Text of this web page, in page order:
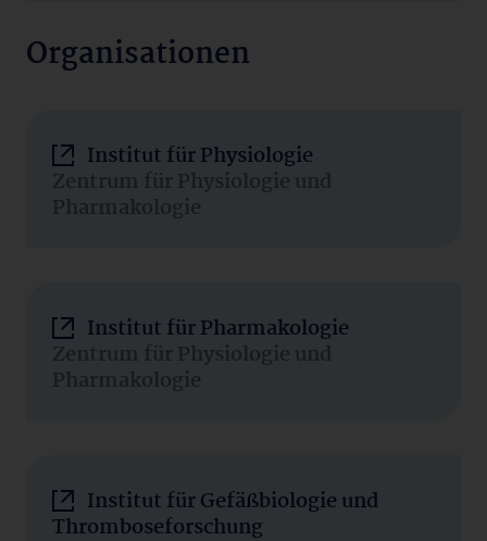
Organisationen
Institut für Physiologie
Zentrum für Physiologie und
Pharmakologie
Institut für Pharmakologie
Zentrum für Physiologie und
Pharmakologie
Institut für Gefäßbiologie und
Thromboseforschung